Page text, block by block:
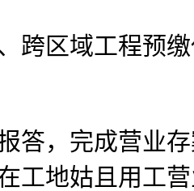
区域工程预缴
，完成营业存
工地姑且用工营